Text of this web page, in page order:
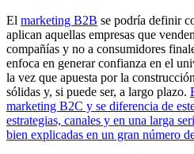
El marketing B2B se podría definir
aplican aquellas empresas que
compañías y no a consumidores
enfoca en generar confianza en el
la vez que apuesta por la
sólidas y, si puede ser, a largo plazo.
marketing B2C y se diferencia de
estrategias, canales y en una larga
bien explicadas en un gran número